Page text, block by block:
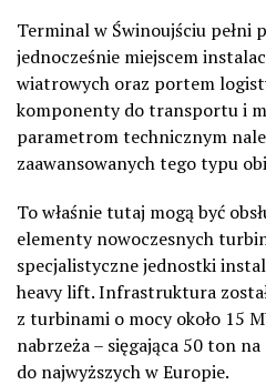
Terminal w Świnoujściu pełni
jednocześnie miejscem
wiatrowych oraz portem
komponenty do transportu i
parametrom technicznym
zaawansowanych tego typu
To właśnie tutaj mogą być
elementy nowoczesnych
specjalistyczne jednostki
heavy lift. Infrastruktura
z turbinami o mocy około 15
nabrzeża – sięgająca 50 ton
do najwyższych w Europie.